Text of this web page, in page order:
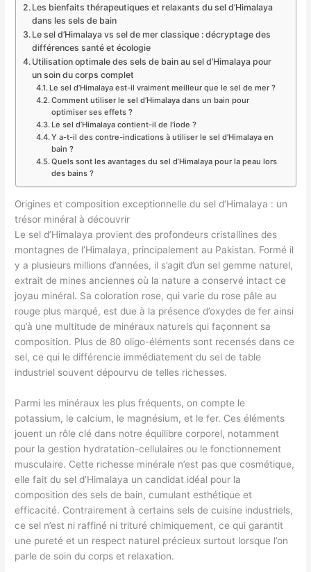
Les bienfaits thérapeutiques et relaxants du sel d’Himalaya
dans les sels de bain
Le sel d’Himalaya vs sel de mer classique : décryptage des
différences santé et écologie
Utilisation optimale des sels de bain au sel d’Himalaya pour
un soin du corps complet
Le sel d’Himalaya est-il vraiment meilleur que le sel de mer ?
Comment utiliser le sel d’Himalaya dans un bain pour
optimiser ses effets ?
Le sel d’Himalaya contient-il de l’iode ?
Y a-t-il des contre-indications à utiliser le sel d’Himalaya en
bain ?
Quels sont les avantages du sel d’Himalaya pour la peau lors
des bains ?
Origines et composition exceptionnelle du sel d’Himalaya : un
trésor minéral à découvrir
Le sel d’Himalaya provient des profondeurs cristallines des
montagnes de l’Himalaya, principalement au Pakistan. Formé il
y a plusieurs millions d’années, il s’agit d’un sel gemme naturel,
extrait de mines anciennes où la nature a conservé intact ce
joyau minéral. Sa coloration rose, qui varie du rose pâle au
rouge plus marqué, est due à la présence d’oxydes de fer ainsi
qu’à une multitude de minéraux naturels qui façonnent sa
composition. Plus de 80 oligo-éléments sont recensés dans ce
sel, ce qui le différencie immédiatement du sel de table
industriel souvent dépourvu de telles richesses.
Parmi les minéraux les plus fréquents, on compte le
potassium, le calcium, le magnésium, et le fer. Ces éléments
jouent un rôle clé dans notre équilibre corporel, notamment
pour la gestion hydratation-cellulaires ou le fonctionnement
musculaire. Cette richesse minérale n’est pas que cosmétique,
elle fait du sel d’Himalaya un candidat idéal pour la
composition des sels de bain, cumulant esthétique et
efficacité. Contrairement à certains sels de cuisine industriels,
ce sel n’est ni raffiné ni trituré chimiquement, ce qui garantit
une pureté et un respect naturel précieux surtout lorsque l’on
parle de soin du corps et relaxation.